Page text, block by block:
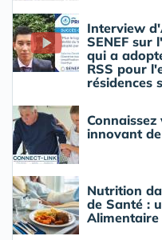
Interview
SENEF sur
qui a
RSS pour
résidences
innovant
Nutrition
de Santé :